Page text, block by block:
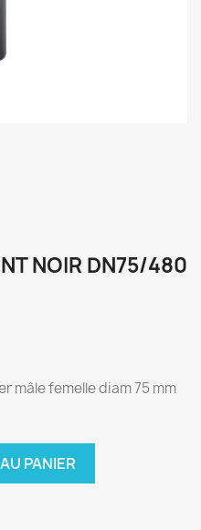
NOIR DN75/480
mâle femelle diam 75 mm
PANIER